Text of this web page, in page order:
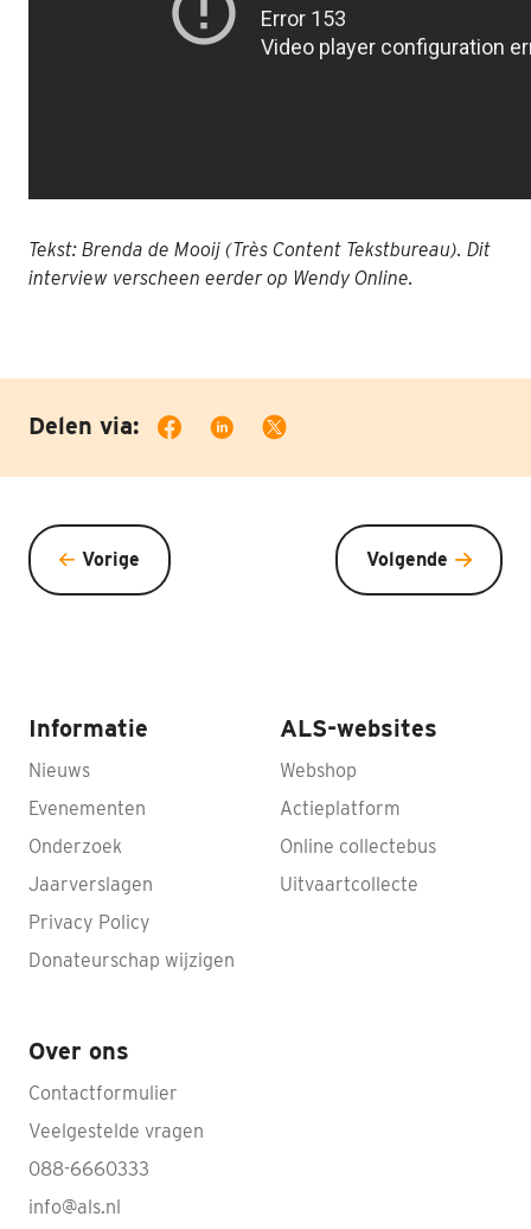
Tekst: Brenda de Mooij (Très Content Tekstbureau). Dit
interview verscheen eerder op Wendy Online.
Delen via:
Vorige Volgende
Informatie
Nieuws
Evenementen
Onderzoek
Jaarverslagen
Privacy Policy
Donateurschap wijzigen
ALS-websites
Webshop
Actieplatform
Online collectebus
Uitvaartcollecte
Over ons
Contactformulier
Veelgestelde vragen
088-6660333
info@als.nl